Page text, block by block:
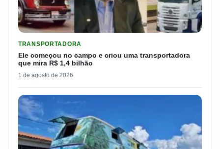
TRANSPORTADORA
Ele começou no campo e criou uma transportadora
que mira R$ 1,4 bilhão
1 de agosto de 2026